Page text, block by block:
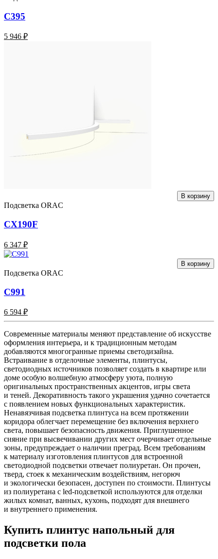
C395
5 946 ₽
В корзину
Подсветка ORAC
CX190F
6 347 ₽
В корзину
Подсветка ORAC
C991
6 594 ₽
Современные материалы меняют представление об искусстве
оформления интерьера, и к традиционным методам
добавляются многогранные приемы светодизайна.
Встраивание в отделочные элементы, плинтусы,
светодиодных источников позволяет создать в квартире или
доме особую волшебную атмосферу уюта, полную
оригинальных пространственных акцентов, игры света
и теней. Декоративность такого украшения удачно сочетается
с появлением новых функциональных характеристик.
Ненавязчивая подсветка плинтуса на всем протяжении
коридора облегчает перемещение без включения верхнего
света, повышает безопасность движения. Приглушенное
сияние при высвечивании других мест очерчивает отдельные
зоны, предупреждает о наличии преград. Всем требованиям
к материалу изготовления плинтусов для встроенной
светодиодной подсветки отвечает полиуретан. Он прочен,
тверд, стоек к механическим воздействиям, негорюч
и экологически безопасен, доступен по стоимости. Плинтусы
из полиуретана с led-подсветкой используются для отделки
жилых комнат, ванных, кухонь, подходят для внешнего
и внутреннего применения.
Купить плинтус напольный для
подсветки пола